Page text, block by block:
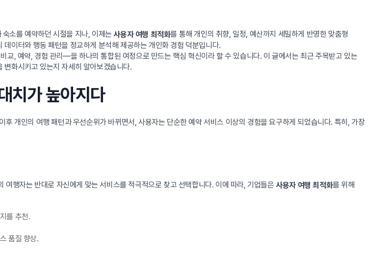
소를 예약하던 시절을 지나, 이제는사용자 여행 최적화를 통해 개인의 취향, 일정, 예산까지 세밀하게 반영한 맞춤형
이터와 행동 패턴을 정교하게 분석해 제공하는 개인화 경험 덕분입니다.
, 예약, 경험 관리—을 하나의 통합된 여정으로 만드는 핵심 혁신이라 할 수 있습니다. 이 글에서는 최근 주목받고 있는
변화시키고 있는지 자세히 알아보겠습니다.
치가 높아지다
개인의 여행 패턴과 우선순위가 바뀌면서, 사용자는 단순한 예약 서비스 이상의 경험을 요구하게 되었습니다. 특히, 가장
행자는 반대로 자신에게 맞는 서비스를 적극적으로 찾고 선택합니다. 이에 따라, 기업들은사용자 여행 최적화를 위해
를 추천.
품질 향상.